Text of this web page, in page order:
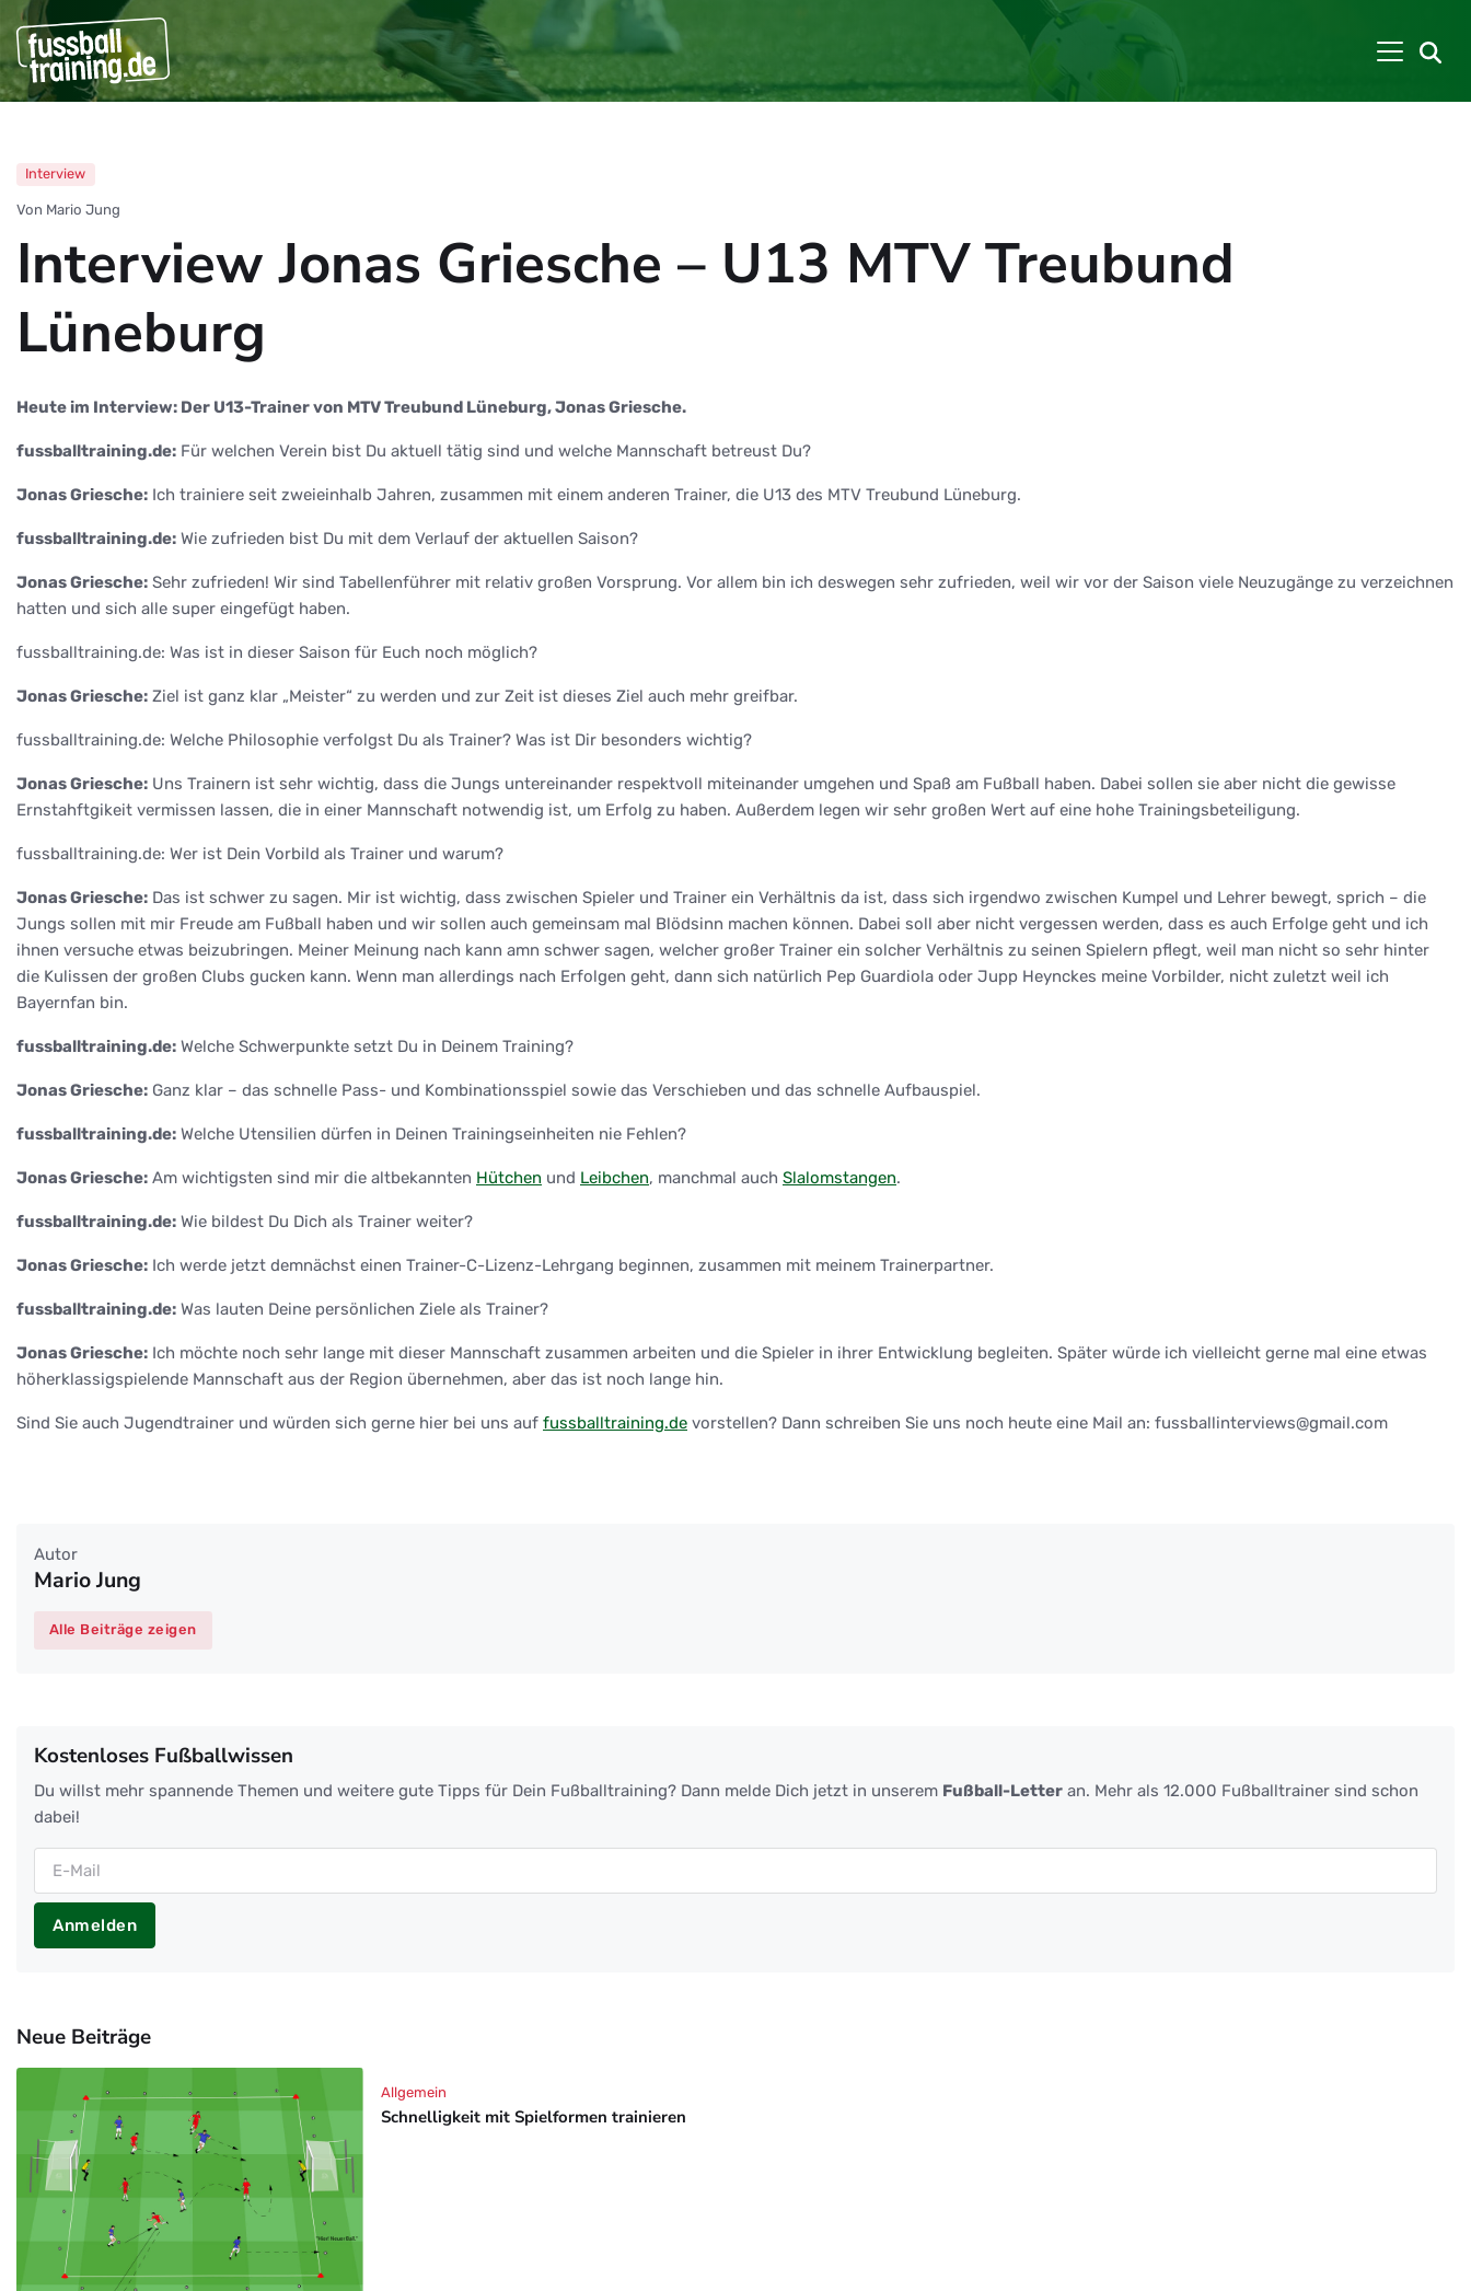
Interview
Von Mario Jung
Interview Jonas Griesche – U13 MTV Treubund
Lüneburg
Heute im Interview: Der U13-Trainer von MTV Treubund Lüneburg, Jonas Griesche.
fussballtraining.de: Für welchen Verein bist Du aktuell tätig sind und welche Mannschaft betreust Du?
Jonas Griesche: Ich trainiere seit zweieinhalb Jahren, zusammen mit einem anderen Trainer, die U13 des MTV Treubund Lüneburg.
fussballtraining.de: Wie zufrieden bist Du mit dem Verlauf der aktuellen Saison?
Jonas Griesche: Sehr zufrieden! Wir sind Tabellenführer mit relativ großen Vorsprung. Vor allem bin ich deswegen sehr zufrieden, weil wir vor der Saison viele Neuzugänge zu verzeichnen
hatten und sich alle super eingefügt haben.
fussballtraining.de: Was ist in dieser Saison für Euch noch möglich?
Jonas Griesche: Ziel ist ganz klar „Meister“ zu werden und zur Zeit ist dieses Ziel auch mehr greifbar.
fussballtraining.de: Welche Philosophie verfolgst Du als Trainer? Was ist Dir besonders wichtig?
Jonas Griesche: Uns Trainern ist sehr wichtig, dass die Jungs untereinander respektvoll miteinander umgehen und Spaß am Fußball haben. Dabei sollen sie aber nicht die gewisse
Ernstahftgikeit vermissen lassen, die in einer Mannschaft notwendig ist, um Erfolg zu haben. Außerdem legen wir sehr großen Wert auf eine hohe Trainingsbeteiligung.
fussballtraining.de: Wer ist Dein Vorbild als Trainer und warum?
Jonas Griesche: Das ist schwer zu sagen. Mir ist wichtig, dass zwischen Spieler und Trainer ein Verhältnis da ist, dass sich irgendwo zwischen Kumpel und Lehrer bewegt, sprich – die
Jungs sollen mit mir Freude am Fußball haben und wir sollen auch gemeinsam mal Blödsinn machen können. Dabei soll aber nicht vergessen werden, dass es auch Erfolge geht und ich
ihnen versuche etwas beizubringen. Meiner Meinung nach kann amn schwer sagen, welcher großer Trainer ein solcher Verhältnis zu seinen Spielern pflegt, weil man nicht so sehr hinter
die Kulissen der großen Clubs gucken kann. Wenn man allerdings nach Erfolgen geht, dann sich natürlich Pep Guardiola oder Jupp Heynckes meine Vorbilder, nicht zuletzt weil ich
Bayernfan bin.
fussballtraining.de: Welche Schwerpunkte setzt Du in Deinem Training?
Jonas Griesche: Ganz klar – das schnelle Pass- und Kombinationsspiel sowie das Verschieben und das schnelle Aufbauspiel.
fussballtraining.de: Welche Utensilien dürfen in Deinen Trainingseinheiten nie Fehlen?
Jonas Griesche: Am wichtigsten sind mir die altbekannten Hütchen und Leibchen, manchmal auch Slalomstangen.
fussballtraining.de: Wie bildest Du Dich als Trainer weiter?
Jonas Griesche: Ich werde jetzt demnächst einen Trainer-C-Lizenz-Lehrgang beginnen, zusammen mit meinem Trainerpartner.
fussballtraining.de: Was lauten Deine persönlichen Ziele als Trainer?
Jonas Griesche: Ich möchte noch sehr lange mit dieser Mannschaft zusammen arbeiten und die Spieler in ihrer Entwicklung begleiten. Später würde ich vielleicht gerne mal eine etwas
höherklassigspielende Mannschaft aus der Region übernehmen, aber das ist noch lange hin.
Sind Sie auch Jugendtrainer und würden sich gerne hier bei uns auf fussballtraining.de vorstellen? Dann schreiben Sie uns noch heute eine Mail an: fussballinterviews@gmail.com
Autor
Mario Jung
Alle Beiträge zeigen
Kostenloses Fußballwissen
Du willst mehr spannende Themen und weitere gute Tipps für Dein Fußballtraining? Dann melde Dich jetzt in unserem Fußball-Letter an. Mehr als 12.000 Fußballtrainer sind schon
dabei!
Anmelden
Neue Beiträge
Schnelligkeit mit Spielformen trainieren
Allgemein